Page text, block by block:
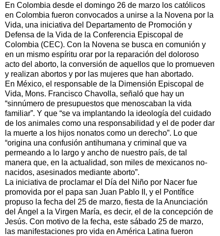
En Colombia desde el domingo 26 de marzo los católicos
en Colombia fueron convocados a unirse a la Novena por la
Vida, una iniciativa del Departamento de Promoción y
Defensa de la Vida de la Conferencia Episcopal de
Colombia (CEC). Con la Novena se busca en comunión y
en un mismo espíritu orar por la reparación del doloroso
acto del aborto, la conversión de aquellos que lo promueven
y realizan abortos y por las mujeres que han abortado.
En México, el responsable de la Dimensión Episcopal de
Vida, Mons. Francisco Chavolla, señaló que hay un
“sinnúmero de presupuestos que menoscaban la vida
familiar”. Y que “se va implantando la ideología del cuidado
de los animales como una responsabilidad y el de poder dar
la muerte a los hijos nonatos como un derecho”. Lo que
“origina una confusión antihumana y criminal que va
permeando a lo largo y ancho de nuestro país, de tal
manera que, en la actualidad, son miles de mexicanos no-
nacidos, asesinados mediante aborto”.
La iniciativa de proclamar el Día del Niño por Nacer fue
promovida por el papa san Juan Pablo II, y el Pontífice
propuso la fecha del 25 de marzo, fiesta de la Anunciación
del Ángel a la Virgen María, es decir, el de la concepción de
Jesús. Con motivo de la fecha, este sábado 25 de marzo,
las manifestaciones pro vida en América Latina fueron